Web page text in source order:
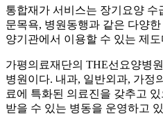
통합재가 서비스는 장기요양
문목욕, 병원동행과 같은 다양
양기관에서 이용할 수 있는 제도
가평의료재단의 THE선요양병
병원이다. 내과, 일반외과, 가정
료에 특화된 의료진을 갖추고
받을 수 있는 병동을 운영하고